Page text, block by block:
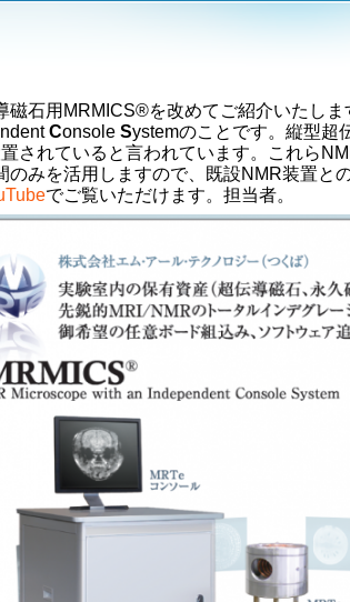
磁石用MRMICS®を改めてご紹介いたしま
Console Systemのことです。縦型超
されていると言われています。これら
のみを活用しますので、既設NMR装置と
でご覧いただけます。担当者。